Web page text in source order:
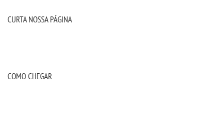
CURTA NOSSA PÁGINA
COMO CHEGAR